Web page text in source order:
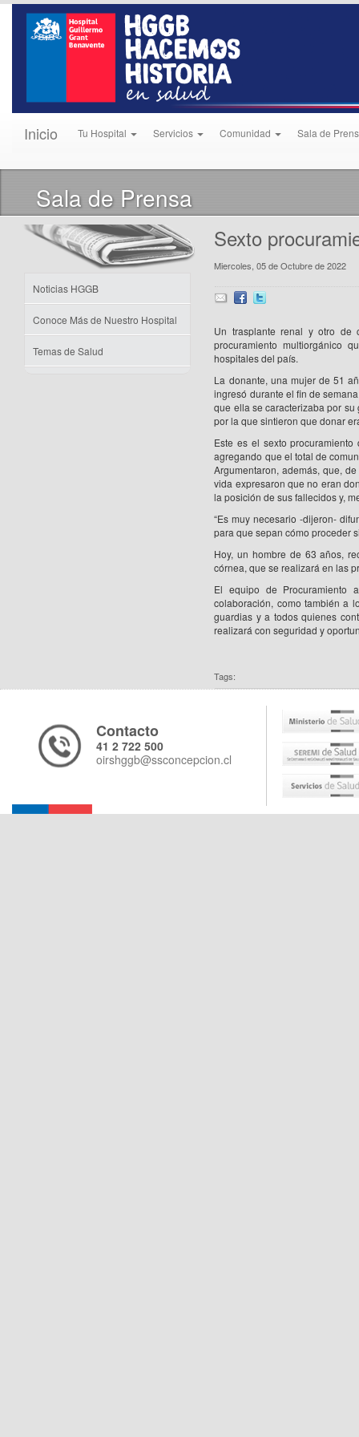
Inicio Tu Hospital Servicios Comunidad Sala de
Sala de Prensa
Noticias HGGB
Conoce Más de Nuestro Hospital
Temas de Salud
Sexto
Miercoles, 05 de Octubre de 2022
Un trasplante renal y otro de
procuramiento multiorgánico
hospitales del país.
La donante, una mujer de 51
ingresó durante el fin de
que ella se caracterizaba por
por la que sintieron que donar
Este es el sexto
agregando que el total de
Argumentaron, además, que,
vida expresaron que no eran
la posición de sus fallecidos y,
“Es muy necesario -dijeron-
para que sepan cómo proceder
Hoy, un hombre de 63 años,
córnea, que se realizará en las
El equipo de Procuramiento
colaboración, como también a
guardias y a todos quienes
realizará con seguridad y
Tags:
Contacto
41 2 722 500
oirshggb@ssconcepcion.cl